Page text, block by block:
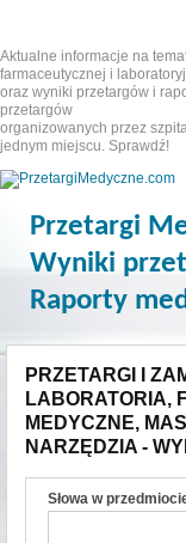
Aktualne informacje na
farmaceutycznej i
oraz wyniki przetargów i
przetargów
organizowanych przez
jednym miejscu. Sprawdź!
Przetargi
Wyniki
Raporty
PRZETARGI I
LABORATORIA,
MEDYCZNE,
NARZĘDZIA -
Słowa w